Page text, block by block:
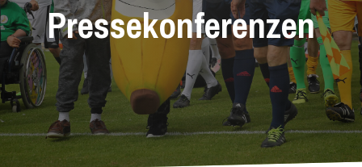
Pressekonferenzen